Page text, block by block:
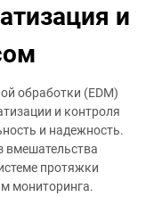
и
обработки (EDM)
и контроля
и надежность.
вмешательства
протяжки
мониторинга.